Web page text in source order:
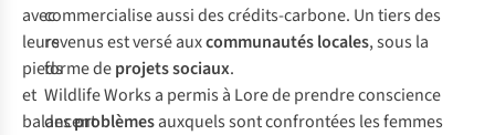
avec
leurs
pieds
et
balancent
commercialise aussi des crédits-carbone. Un tiers des
revenus est versé auxcommunautés locales, sous la
forme deprojets sociaux.
Wildlife Works a permis à Lore de prendre conscience
desproblèmesauxquels sont confrontées les femmes